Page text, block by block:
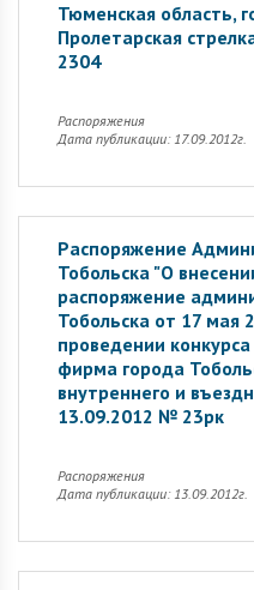
Тюменская область,
Пролетарская
2304
Распоряжения
Дата публикации: 17.09.2012г.
Распоряжение
Тобольска "О
распоряжение
Тобольска от 17 мая
проведении
фирма города
внутреннего и
13.09.2012 № 23рк
Распоряжения
Дата публикации: 13.09.2012г.